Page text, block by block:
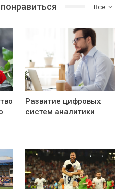
Все
Развитие цифровых
систем аналитики